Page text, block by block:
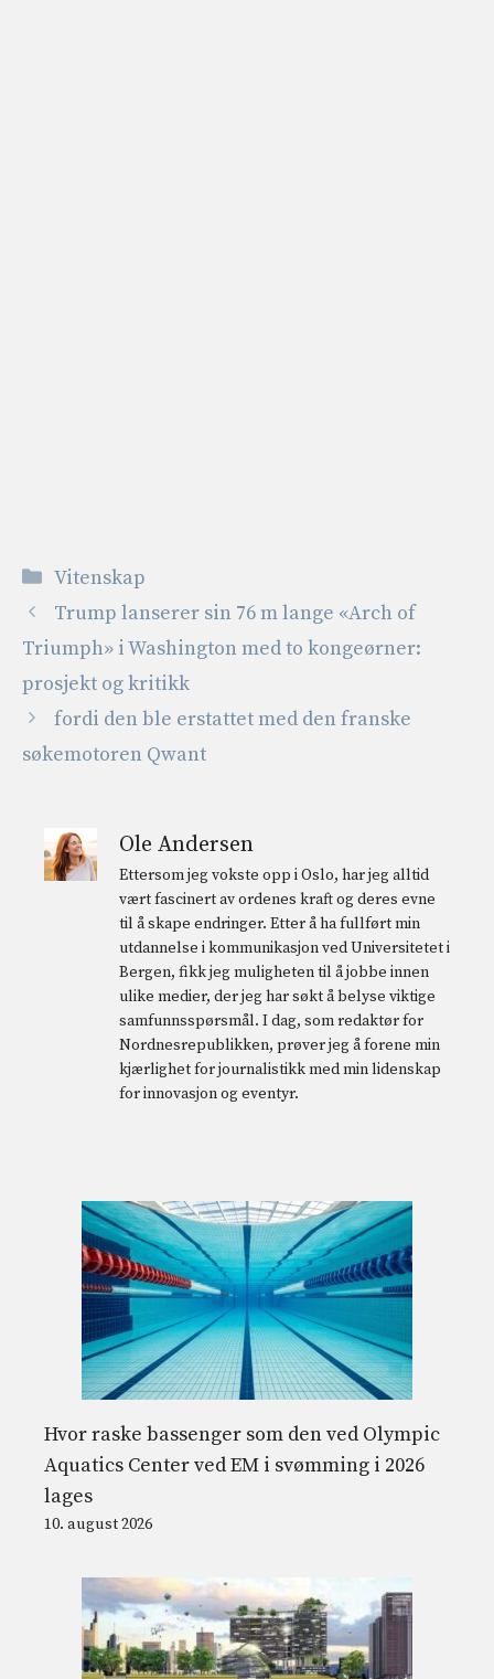
Kategorier
Vitenskap
Trump lanserer sin 76 m lange «Arch of
Triumph» i Washington med to kongeørner:
prosjekt og kritikk
fordi den ble erstattet med den franske
søkemotoren Qwant
Ole Andersen
Ettersom jeg vokste opp i Oslo, har jeg alltid
vært fascinert av ordenes kraft og deres evne
til å skape endringer. Etter å ha fullført min
utdannelse i kommunikasjon ved Universitetet i
Bergen, fikk jeg muligheten til å jobbe innen
ulike medier, der jeg har søkt å belyse viktige
samfunnsspørsmål. I dag, som redaktør for
Nordnesrepublikken, prøver jeg å forene min
kjærlighet for journalistikk med min lidenskap
for innovasjon og eventyr.
Hvor raske bassenger som den ved Olympic
Aquatics Center ved EM i svømming i 2026
lages
10. august 2026